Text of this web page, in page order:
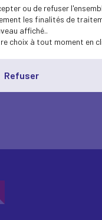
DEVELOPMENT
: des
ou de refuser
les finalités de
affiché..
choix à tout moment en
Refuser